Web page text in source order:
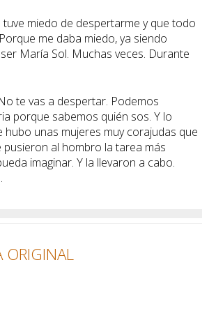
miedo de despertarme y que todo
me daba miedo, ya siendo
María Sol. Muchas veces. Durante
te vas a despertar. Podemos
porque sabemos quién sos. Y lo
hubo unas mujeres muy corajudas que
al hombro la tarea más
imaginar. Y la llevaron a cabo.
ORIGINAL